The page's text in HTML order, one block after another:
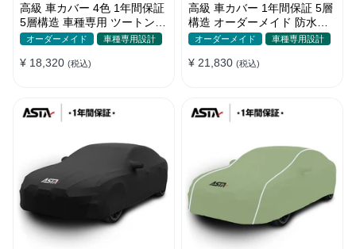
高級 車カバー 4色 1年間保証
5層構造 車種専用 ツートンカ
ラー オーダーメイド 防水 耐
オーダーメイド 車種専用設計
¥ 18,320 (税込)
高級 車カバー 1年間保証 5層
構造 オーダーメイド 防水防
塵 裏起毛 車種専用
オーダーメイド 車種専用設計
¥ 21,830 (税込)